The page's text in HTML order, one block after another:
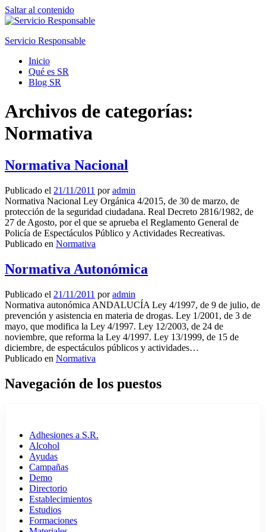
Saltar al contenido
Servicio Responsable
Inicio
Qué es SR
Blog SR
Archivos de categorías:
Normativa
Normativa Nacional
Publicado el 21/11/2011 por admin
Normativa Nacional Ley Orgánica 4/2015, de 30 de marzo, de
protección de la seguridad ciudadana. Real Decreto 2816/1982, de
27 de Agosto, por el que se aprueba el Reglamento General de
Policía de Espectáculos Público y Actividades Recreativas.
Publicado en Normativa
Normativa Autonómica
Publicado el 21/11/2011 por admin
Normativa autonómica ANDALUCÍA Ley 4/1997, de 9 de julio, de
prevención y asistencia en materia de drogas. Ley 1/2001, de 3 de
mayo, que modifica la Ley 4/1997. Ley 12/2003, de 24 de
noviembre, que reforma la Ley 4/1997. Ley 13/1999, de 15 de
diciembre, de espectáculos públicos y actividades…
Publicado en Normativa
Navegación de los puestos
Adhesiones a S.R.
Alcohol
Ayudas
Campañas
Demo
Directorio
Establecimientos
Estudios
Formaciones